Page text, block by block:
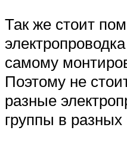
Так же стоит
самому
Поэтому не
разные
группы в